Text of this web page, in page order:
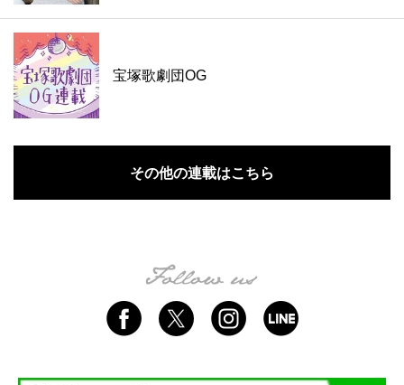
宝塚歌劇団OG
その他の連載はこちら